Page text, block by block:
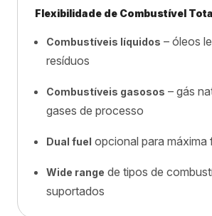
Flexibilidade de Combustível
Combustíveis líquidos – óleos
resíduos
Combustíveis gasosos – gás
gases de processo
Dual fuel opcional para máxima
Wide range de tipos de
suportados